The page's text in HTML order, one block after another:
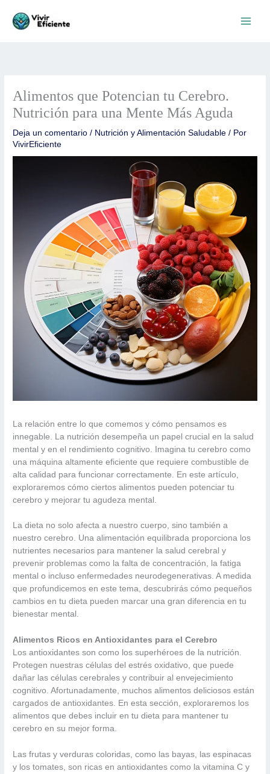
contenido
Alimentos que Potencian tu Cerebro.
Nutrición para una Mente Más Aguda
Deja un comentario / Nutrición y Alimentación Saludable / Por
VivirEficiente
La relación entre lo que comemos y cómo pensamos es
innegable. La nutrición desempeña un papel crucial en la salud
mental y en el rendimiento cognitivo. Imagina tu cerebro como
una máquina altamente eficiente que requiere combustible de
alta calidad para funcionar correctamente. En este artículo,
exploraremos cómo ciertos alimentos pueden potenciar tu
cerebro y mejorar tu agudeza mental.
La dieta no solo afecta a nuestro cuerpo, sino también a
nuestro cerebro. Una alimentación equilibrada proporciona los
nutrientes necesarios para mantener la salud cerebral y
prevenir problemas como la falta de concentración, la fatiga
mental o incluso enfermedades neurodegenerativas. A medida
que profundicemos en este tema, descubrirás cómo pequeños
cambios en tu dieta pueden marcar una gran diferencia en tu
bienestar mental.
Alimentos Ricos en Antioxidantes para el Cerebro
Los antioxidantes son como los superhéroes de la nutrición.
Protegen nuestras células del estrés oxidativo, que puede
dañar las células cerebrales y contribuir al envejecimiento
cognitivo. Afortunadamente, muchos alimentos deliciosos están
cargados de antioxidantes. En esta sección, exploraremos los
alimentos que debes incluir en tu dieta para mantener tu
cerebro en su mejor forma.
Las frutas y verduras coloridas, como las bayas, las espinacas
y los tomates, son ricas en antioxidantes como la vitamina C y